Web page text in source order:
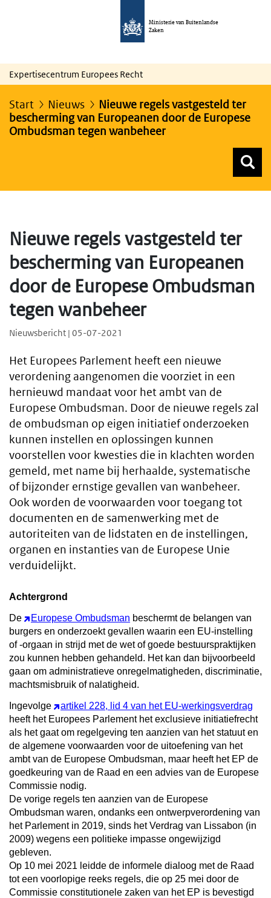
Ministerie van Buitenlandse
Zaken
Expertisecentrum Europees Recht
Start Nieuws
Nieuwe regels vastgesteld ter
bescherming van Europeanen door de Europese
Ombudsman tegen wanbeheer
Nieuwe regels vastgesteld ter
bescherming van Europeanen
door de Europese Ombudsman
tegen wanbeheer
Nieuwsbericht | 05-07-2021
Het Europees Parlement heeft een nieuwe
verordening aangenomen die voorziet in een
hernieuwd mandaat voor het ambt van de
Europese Ombudsman. Door de nieuwe regels zal
de ombudsman op eigen initiatief onderzoeken
kunnen instellen en oplossingen kunnen
voorstellen voor kwesties die in klachten worden
gemeld, met name bij herhaalde, systematische
of bijzonder ernstige gevallen van wanbeheer.
Ook worden de voorwaarden voor toegang tot
documenten en de samenwerking met de
autoriteiten van de lidstaten en de instellingen,
organen en instanties van de Europese Unie
verduidelijkt.
Achtergrond
De Europese Ombudsman beschermt de belangen van
burgers en onderzoekt gevallen waarin een EU-instelling
of -orgaan in strijd met de wet of goede bestuurspraktijken
zou kunnen hebben gehandeld. Het kan dan bijvoorbeeld
gaan om administratieve onregelmatigheden, discriminatie,
machtsmisbruik of nalatigheid.
Ingevolge
artikel 228, lid 4 van het EU-werkingsverdrag
heeft het Europees Parlement het exclusieve initiatiefrecht
als het gaat om regelgeving ten aanzien van het statuut en
de algemene voorwaarden voor de uitoefening van het
ambt van de Europese Ombudsman, maar heeft het EP de
goedkeuring van de Raad en een advies van de Europese
Commissie nodig.
De vorige regels ten aanzien van de Europese
Ombudsman waren, ondanks een ontwerpverordening van
het Parlement in 2019, sinds het Verdrag van Lissabon (in
2009) wegens een politieke impasse ongewijzigd
gebleven.
Op 10 mei 2021 leidde de informele dialoog met de Raad
tot een voorlopige reeks regels, die op 25 mei door de
Commissie constitutionele zaken van het EP is bevestigd